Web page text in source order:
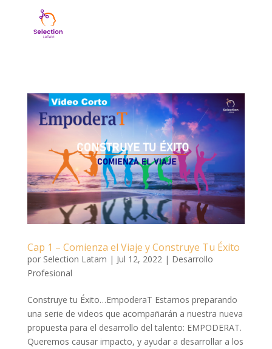
Cap 1 – Comienza el Viaje y Construye Tu Éxito
por Selection Latam | Jul 12, 2022| Desarrollo
Profesional
Construye tu Éxito…EmpoderaT Estamos preparando
una serie de videos que acompañarán a nuestra nueva
propuesta para el desarrollo del talento: EMPODERAT.
Queremos causar impacto, y ayudar a desarrollar a los